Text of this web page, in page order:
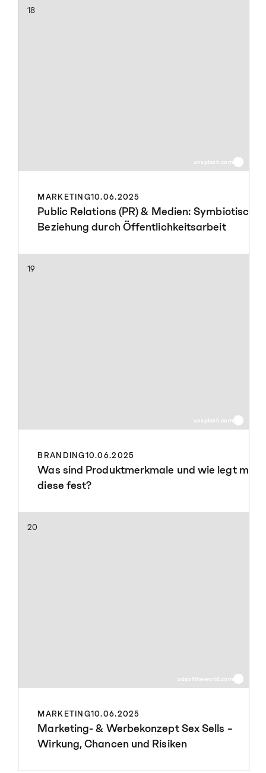
unsplash.com
18
MARKETING10.06.2025
Public Relations (PR) & Medien: Symbiotische
Beziehung durch Öffentlichkeitsarbeit
unsplash.com
19
BRANDING10.06.2025
Was sind Produktmerkmale und wie legt man
diese fest?
adsoftheworld.com
20
MARKETING10.06.2025
Marketing- & Werbekonzept Sex Sells –
Wirkung, Chancen und Risiken